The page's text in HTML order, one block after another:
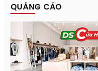
QUẢNG CÁO